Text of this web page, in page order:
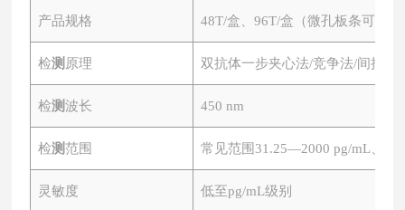
产品规格 48T/盒、96T/盒（微孔板条可拆）
检测 原理 双抗体一步夹心法/竞争法/间接法
检测波长 450 nm
检测范围 常见范围31.25—2000 pg/mL、
灵敏度 低至pg/mL级别